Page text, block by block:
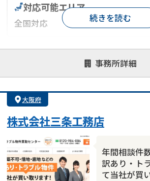
事務所詳細
対応可能エリア
全国対応
対応が親身 オンライン面談可能
1億円以上の買取可
続きを読む
大阪府
株式会社三条工務店
年間相談件
訳あり・ト
て当社が買